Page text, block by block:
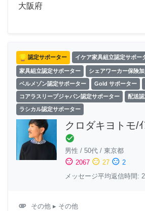
大阪府
認定サポーター イケア家具組立認定サポー
家具組立認定サポーター シェアワーカー保険加
ベルメゾン認定サポーター Gold サポーター
コアラスリープジャパン認定サポーター 配送
ラシカル認定サポーター
クロダキヨトモ/ｲ
check_circle
男性 / 50代 / 東京都
sentiment_satisfied 2067 sentiment_neutral 27 sentiment_dissatisfied 2
メッセージ平均返信時間:
attachment その他 ▸ その他